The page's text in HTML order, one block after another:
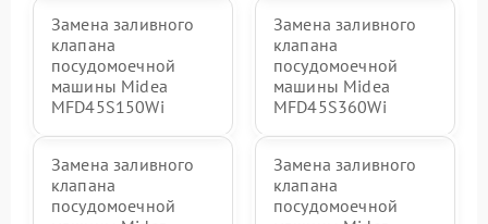
Замена заливного
клапана
посудомоечной
машины Midea
MFD45S150Wi
Замена заливного
клапана
посудомоечной
машины Midea
MFD45S360Wi
Замена заливного
клапана
посудомоечной
Замена заливного
клапана
посудомоечной